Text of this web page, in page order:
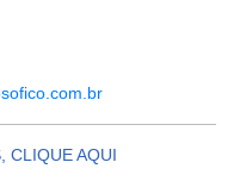
CLIQUE AQUI